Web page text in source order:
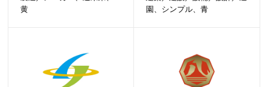
黄
園、シンプル、青